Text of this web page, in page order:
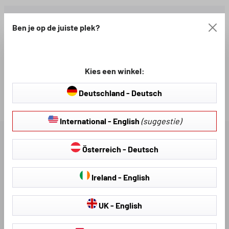
Loading...
BESCHRIJVING
BESCHIKBARE DOWNLOADS
Ben je op de juiste plek?
Kies een winkel:
Deutschland - Deutsch
International - English (suggestie)
Österreich - Deutsch
Ireland - English
UK - English